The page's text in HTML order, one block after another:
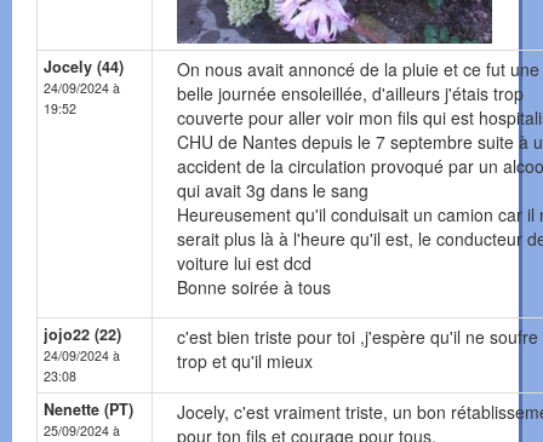
Jocely (44)
24/09/2024 à
19:52
On nous avait annoncé de la pluie et ce fut
belle journée ensoleillée, d'ailleurs j'étais trop
couverte pour aller voir mon fils qui est
CHU de Nantes depuis le 7 septembre suite à
accident de la circulation provoqué par un
qui avait 3g dans le sang
Heureusement qu'il conduisait un camion car il
serait plus là à l'heure qu'il est, le conducteur
voiture lui est dcd
Bonne soirée à tous
jojo22 (22)
24/09/2024 à
23:08
c'est bien triste pour toi ,j'espère qu'il ne soufre
trop et qu'il mieux
Nenette (PT)
25/09/2024 à
Jocely, c'est vraiment triste, un bon
pour ton fils et courage pour tous.